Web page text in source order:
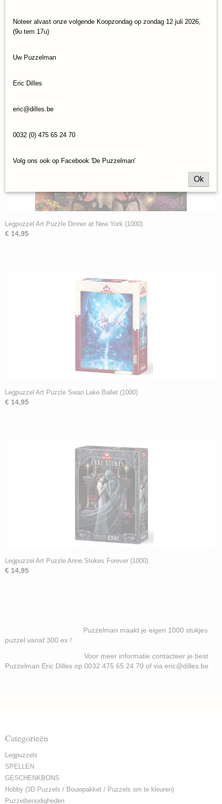
Productcode
Art-Puzzle-4220
8697950842204
Reacties
Legpuzzel Art Puzzle Dinner at New York (1000)
€ 14,95
Legpuzzel Art Puzzle Swan Lake Ballet (1000)
€ 14,95
Legpuzzel Art Puzzle Anne Stokes Forever (1000)
€ 14,95
Puzzelman maakt je eigen 1000 stukjes
puzzel vanaf 300 ex !
Voor meer informatie contacteer je best
Puzzelman Eric Dilles op 0032 475 65 24 70 of via eric@dilles.be
Categorieën
Legpuzzels
SPELLEN
GESCHENKBONS
Hobby (3D Puzzels / Bouwpakket / Puzzels om te kleuren)
Puzzelbenodigheden
Noteer alvast onze volgende Koopzondag op zondag 12 juli 2026,
(9u tem 17u)
Uw Puzzelman
Eric Dilles
eric@dilles.be
0032 (0) 475 65 24 70
Volg ons ook op Facebook 'De Puzzelman'
Ok